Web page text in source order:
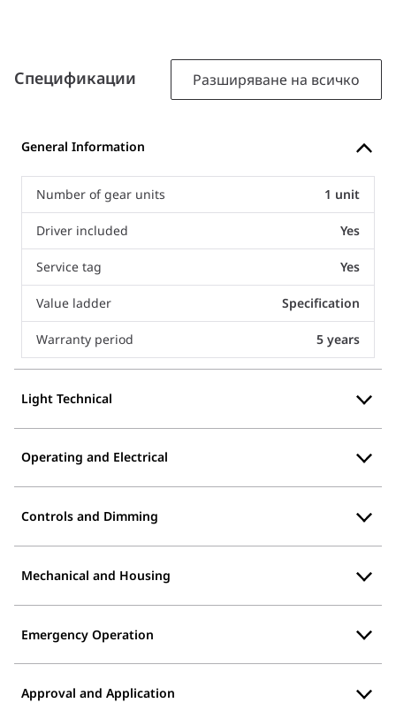
Спецификации Разширяване на всичко
General Information
Number of gear units 1 unit
Driver included Yes
Service tag Yes
Value ladder Specification
Warranty period 5 years
Light Technical
Operating and Electrical
Controls and Dimming
Mechanical and Housing
Emergency Operation
Approval and Application